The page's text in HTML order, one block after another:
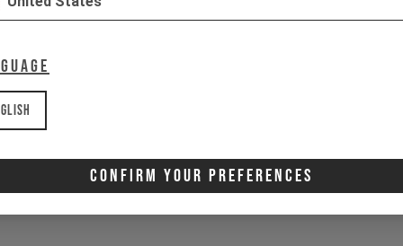
Confirm Your Preferences